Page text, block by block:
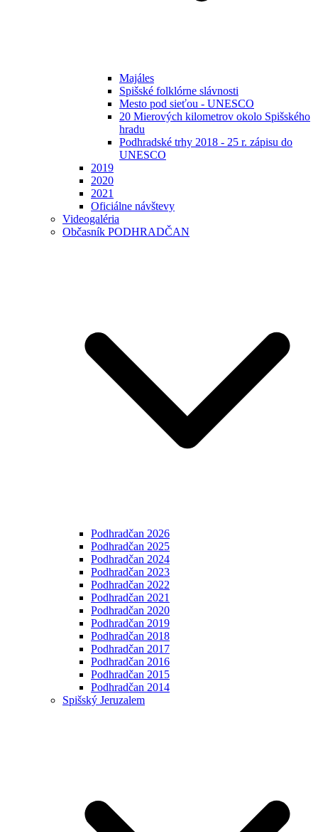
Majáles
Spišské folklórne slávnosti
Mesto pod sieťou - UNESCO
20 Mierových kilometrov okolo Spišského
hradu
Podhradské trhy 2018 - 25 r. zápisu do
UNESCO
2019
2020
2021
Oficiálne návštevy
Videogaléria
Občasník PODHRADČAN
Podhradčan 2026
Podhradčan 2025
Podhradčan 2024
Podhradčan 2023
Podhradčan 2022
Podhradčan 2021
Podhradčan 2020
Podhradčan 2019
Podhradčan 2018
Podhradčan 2017
Podhradčan 2016
Podhradčan 2015
Podhradčan 2014
Spišský Jeruzalem